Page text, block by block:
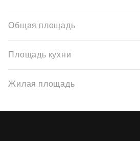
Общая площадь
Площадь кухни
Жилая площадь